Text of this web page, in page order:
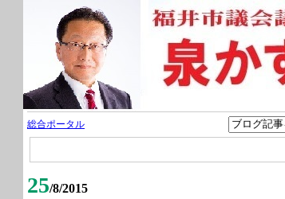
総合ポータル
25/8/2015